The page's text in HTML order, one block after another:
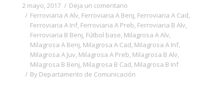
2 mayo, 2017
Deja un comentario
Ferroviaria A Alv Ferroviaria A Benj Ferroviaria A Cad
Ferroviaria A Inf Ferroviaria A Preb Ferroviaria B Alv
Ferroviaria B Benj Fútbol base Milagrosa A Alv
Milagrosa A Benj Milagrosa A Cad Milagrosa A Inf
Milagrosa A Juv Milagrosa A Preb Milagrosa B Alv
Milagrosa B Benj Milagrosa B Cad Milagrosa B Inf
By Departamento de Comunicación